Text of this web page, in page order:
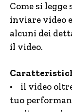
Come si legge
inviare video
alcuni dei
il video.
• il video
tuo